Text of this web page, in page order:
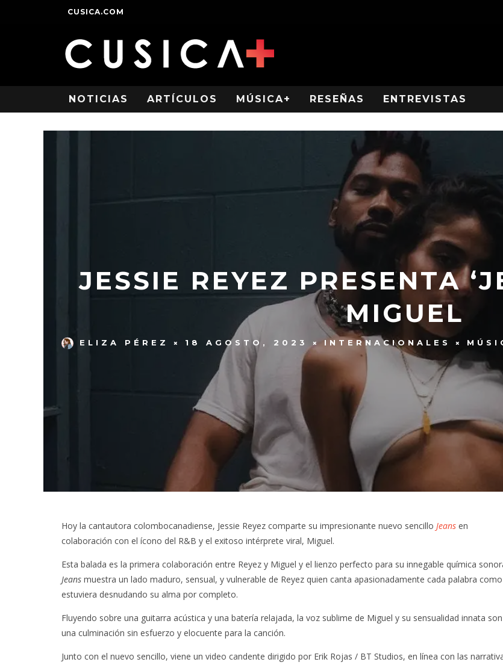
CUSICA.COM
NOTICIAS ARTÍCULOS MÚSICA+ RESEÑAS ENTREVISTAS
JESSIE REYEZ PRESENTA
MIGUEL
ELIZA PÉREZ 18 AGOSTO, 2023 INTERNACIONALES
Hoy la cantautora colombocanadiense, Jessie Reyez comparte su impresionante nuevo sencillo Jeans en
colaboración con el ícono del R&B y el exitoso intérprete viral, Miguel.
Esta balada es la primera colaboración entre Reyez y Miguel y el lienzo perfecto para su innegable química
Jeans muestra un lado maduro, sensual, y vulnerable de Reyez quien canta apasionadamente cada palabra
estuviera desnudando su alma por completo.
Fluyendo sobre una guitarra acústica y una batería relajada, la voz sublime de Miguel y su sensualidad innata son
una culminación sin esfuerzo y elocuente para la canción.
Junto con el nuevo sencillo, viene un video candente dirigido por Erik Rojas / BT Studios, en línea con las